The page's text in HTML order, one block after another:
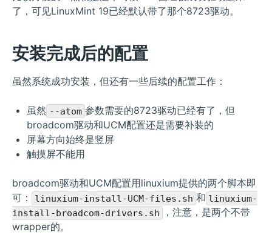
了，可见LinuxMint 19已经默认带了那个8723驱动。
安装完成后的配置
虽然系统成功安装，但还有一些后续的配置工作：
虽然 --atom 参数需要的8723驱动已经有了，但
broadcom驱动和UCM配置还是需要补装的
屏幕方向始终是竖屏
触摸屏不能用
broadcom驱动和UCM配置用linuxium提供的两个脚本即
可：
linuxium-install-UCM-files.sh 和 linuxium-
install-broadcom-drivers.sh
，注意，是两个不带
wrapper的。